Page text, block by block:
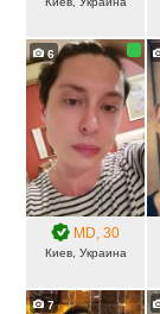
6
MD, 30
Киев, Украина
7